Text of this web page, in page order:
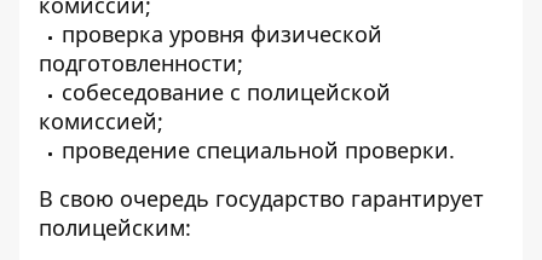
проверка уровня физической
подготовленности;
собеседование с полицейской
комиссией;
проведение специальной проверки.
В свою очередь государство гарантирует
полицейским: